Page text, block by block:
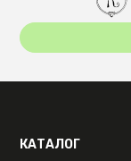
КАТАЛОГ